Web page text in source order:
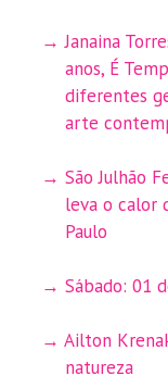
Janaina
anos, É
diferentes
arte
São Julhão
leva o calor
Paulo
Sábado: 01
Ailton
natureza